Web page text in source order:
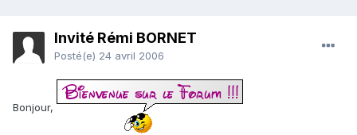
Invité Rémi BORNET
Posté(e) 24 avril 2006
Bonjour,